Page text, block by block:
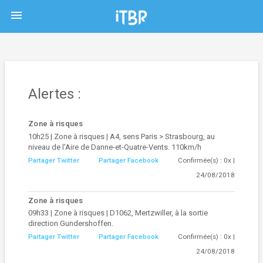
menu
Alertes :
Zone à risques
10h25 | Zone à risques | A4, sens Paris > Strasbourg, au
niveau de l'Aire de Danne-et-Quatre-Vents. 110km/h
Partager Twitter Partager Facebook
Confirmée(s) : 0x |
24/08/2018
Zone à risques
09h33 | Zone à risques | D1062, Mertzwiller, à la sortie
direction Gundershoffen.
Partager Twitter Partager Facebook
Confirmée(s) : 0x |
24/08/2018